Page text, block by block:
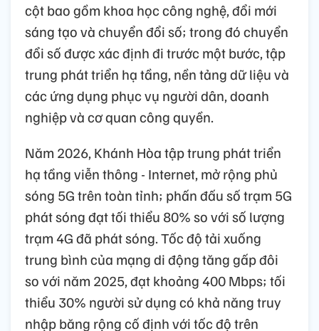
cột bao gồm khoa học công nghệ, đổi mới
sáng tạo và chuyển đổi số; trong đó chuyển
đổi số được xác định đi trước một bước, tập
trung phát triển hạ tầng, nền tảng dữ liệu và
các ứng dụng phục vụ người dân, doanh
nghiệp và cơ quan công quyền.
Năm 2026, Khánh Hòa tập trung phát triển
hạ tầng viễn thông - Internet, mở rộng phủ
sóng 5G trên toàn tỉnh; phấn đấu số trạm 5G
phát sóng đạt tối thiểu 80% so với số lượng
trạm 4G đã phát sóng. Tốc độ tải xuống
trung bình của mạng di động tăng gấp đôi
so với năm 2025, đạt khoảng 400 Mbps; tối
thiểu 30% người sử dụng có khả năng truy
nhập băng rộng cố định với tốc độ trên